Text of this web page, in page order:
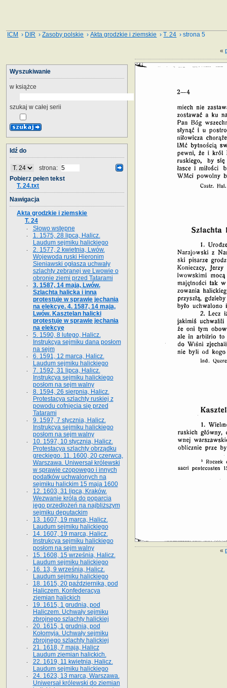
ICM › DIR ›Zasoby polskie ›Akta grodzkie i ziemskie ›T. 24 › strona 5
«
«
Wyszukiwanie
w książce
szukaj w całej serii
Idź do
strona:
Pobierz pełen tekst
T. 24.txt
Nawigacja
Akta grodzkie i ziemskie
T. 24
Słowo wstępne
1. 1575, 28 lipca, Halicz.
Laudum sejmiku halickiego
2. 1577, 2 kwietnia, Lwów.
Wojewoda ruski Hieronim
Sieniawski ogłasza uchwały
szlachty zebranej we Lwowie o
obronie ziemi przed Tatarami
3. 1587, 14 maja, Lwów.
Szlachta halicka i inna
protestuje w sprawie jechania
na elekcyę. 4. 1587, 14 maja,
Lwów. Kasztelan halicki
protestuje w sprawie jechania
na elekcyę
5. 1590, 8 lutego, Halicz.
Instrukcya sejmiku dana posłom
na sejm
6. 1591, 12 marca, Halicz.
Laudum sejmiku halickiego
7. 1592, 31 lipca, Halicz.
Instrukcya sejmiku halickiego
posłom na sejm walny
8. 1594, 26 sierpnia, Halicz.
Protestacya szlachty ruskiej z
powodu cofnięcia się przed
Tatarami
9. 1597, 7 stycznia, Halicz.
Instrukcya sejmiku halickiego
posłom na sejm walny
10. 1597, 10 stycznia, Halicz.
Protestacya szlachty obrządku
greckiego. 11. 1600, 20 czerwca,
Warszawa. Uniwersał królewski
w sprawie czopowego i innych
podatków uchwalonych na
sejmiku halickim 15 maja 1600
12. 1603, 31 lipca, Kraków.
Wezwanie króla do poparcia
jego przedłożeń na najbliższym
sejmiku deputackim
13. 1607, 19 marca, Halicz.
Laudum sejmiku halickiego
14. 1607, 19 marca, Halicz.
Instrukcya sejmiku halickiego
posłom na sejm walny
15. 1608, 15 września, Halicz.
Laudum sejmiku halickiego
16. 13, 9 września, Halicz.
Laudum sejmiku halickiego
18. 1615, 20 października, pod
Haliczem. Konfederacya
ziemian halickich
19. 1615, 1 grudnia, pod
Haliczem. Uchwały sejmiku
zbrojnego szlachty halickiej
20. 1615, 1 grudnia, pod
Kołomyją. Uchwały sejmiku
zbrojnego szlachty halickiej
21. 1618, 7 maja, Halicz
Laudum ziemian halickich.
22. 1619, 11 kwietnia, Halicz.
Laudum sejmiku halickiego
24. 1623, 13 marca, Warszawa.
Uniwersał królewski do ziemian